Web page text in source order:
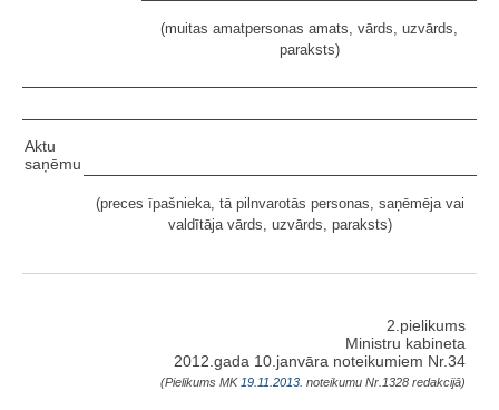
(muitas amatpersonas amats, vārds, uzvārds,
paraksts)
Aktu
saņēmu
(preces īpašnieka, tā pilnvarotās personas, saņēmēja vai
valdītāja vārds, uzvārds, paraksts)
2.pielikums
Ministru kabineta
2012.gada 10.janvāra noteikumiem Nr.34
(Pielikums MK 19.11.2013. noteikumu Nr.1328 redakcijā)